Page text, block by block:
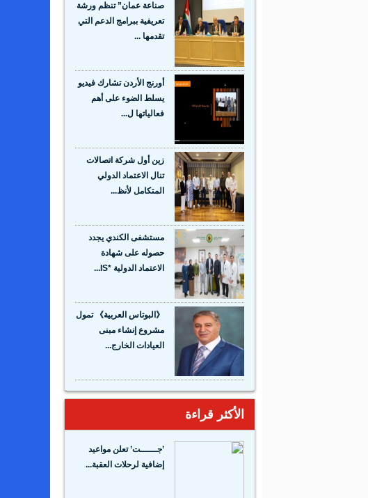
صناعة عمان” تنظم ورشة
تعريفية ببرامج الدعم التي
تقدمها ...
أورنج الأردن تشارك فيديو
يسلط الضوء على أهم
فعالياتها ل...
زين أول شركة اتصالات
تنال الاعتماد الدولي
المتكامل لأنظ...
مستشفى الكندي يجدد
حصوله على شهادة
الاعتماد الدولية *IS...
《البوتاس العربية》 تمول
مشروع إنشاء مبنى
العيادات الخارج...
الأكثر قراءة
’جــــــت’ تعلن مواعيد
إضافية لرحلات العقبة...